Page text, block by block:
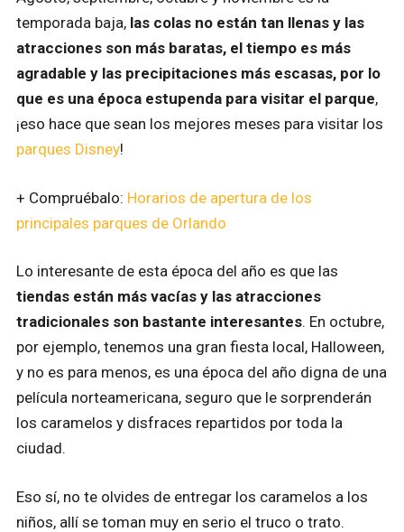
temporada baja, las colas no están tan llenas y las
atracciones son más baratas, el tiempo es más
agradable y las precipitaciones más escasas, por lo
que es una época estupenda para visitar el parque,
¡eso hace que sean los mejores meses para visitar los
parques Disney!
+ Compruébalo: Horarios de apertura de los
principales parques de Orlando
Lo interesante de esta época del año es que las
tiendas están más vacías y las atracciones
tradicionales son bastante interesantes. En octubre,
por ejemplo, tenemos una gran fiesta local, Halloween,
y no es para menos, es una época del año digna de una
película norteamericana, seguro que le sorprenderán
los caramelos y disfraces repartidos por toda la
ciudad.
Eso sí, no te olvides de entregar los caramelos a los
niños, allí se toman muy en serio el truco o trato.